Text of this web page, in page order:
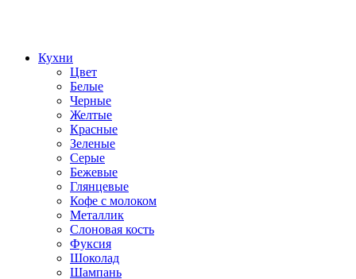
Кухни
Цвет
Белые
Черные
Желтые
Красные
Зеленые
Серые
Бежевые
Глянцевые
Кофе с молоком
Металлик
Слоновая кость
Фуксия
Шоколад
Шампань